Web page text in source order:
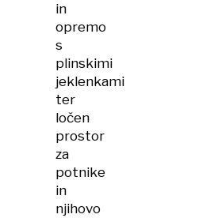
in
opremo
s
plinskimi
jeklenkami
ter
ločen
prostor
za
potnike
in
njihovo